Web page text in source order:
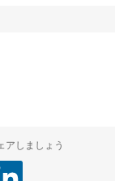
アしましょう